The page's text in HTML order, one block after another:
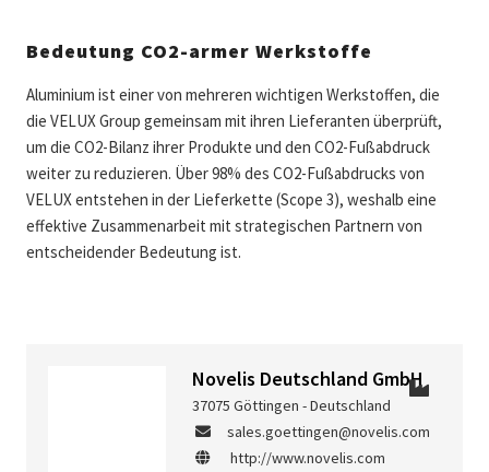
Bedeutung CO2-armer Werkstoffe
Aluminium ist einer von mehreren wichtigen Werkstoffen, die
die VELUX Group gemeinsam mit ihren Lieferanten überprüft,
um die CO2-Bilanz ihrer Produkte und den CO2-Fußabdruck
weiter zu reduzieren. Über 98% des CO2-Fußabdrucks von
VELUX entstehen in der Lieferkette (Scope 3), weshalb eine
effektive Zusammenarbeit mit strategischen Partnern von
entscheidender Bedeutung ist.
Novelis Deutschland GmbH
37075 Göttingen - Deutschland
sales.goettingen@novelis.com
http://www.novelis.com